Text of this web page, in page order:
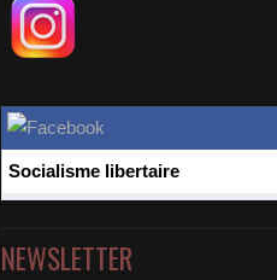
Socialisme libertaire
NEWSLETTER